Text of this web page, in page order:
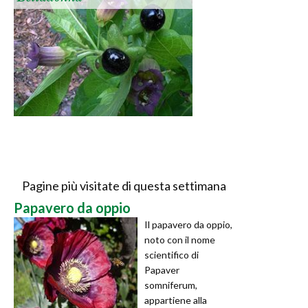
Pagine più visitate di questa settimana
Papavero da oppio
Il papavero da oppio,
noto con il nome
scientifico di
Papaver
somniferum,
appartiene alla